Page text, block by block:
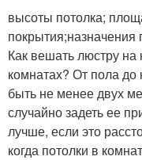
высоты потолка;
Как вешать люстру
комнатах? От пола
быть не менее двух
случайно задеть ее
лучше, если это
когда потолки в